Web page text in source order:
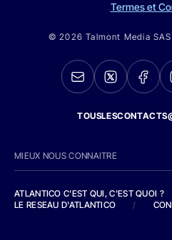
Termes et
© 2026 Talmont Media
MIEUX NOUS CONNAITRE
ATLANTICO C'EST QUI, C'EST QUOI ?
LE RESEAU D'ATLANTICO
/